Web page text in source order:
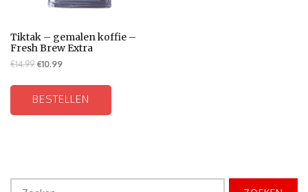
Tiktak – gemalen koffie –
Fresh Brew Extra
€14.99 €10.99
BESTELLEN